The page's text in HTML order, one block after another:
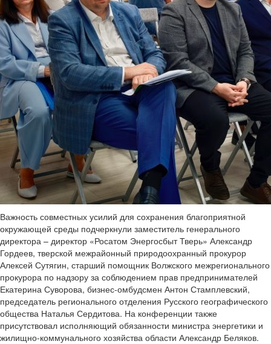
Важность совместных усилий для сохранения благоприятной
окружающей среды подчеркнули заместитель генерального
директора – директор «Росатом Энергосбыт Тверь» Александр
Гордеев, тверской межрайонный природоохранный прокурор
Алексей Сутягин, старший помощник Волжского межрегионального
прокурора по надзору за соблюдением прав предпринимателей
Екатерина Суворова, бизнес-омбудсмен Антон Стамплевский,
председатель регионального отделения Русского географического
общества Наталья Сердитова. На конференции также
присутствовал исполняющий обязанности министра энергетики и
жилищно-коммунального хозяйства области Александр Беляков.